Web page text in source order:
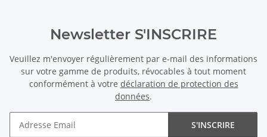
Newsletter S'INSCRIRE
Veuillez m'envoyer régulièrement par e-mail des informations
sur votre gamme de produits, révocables à tout moment
conformément à votre déclaration de protection des
données.
S'INSCRIRE